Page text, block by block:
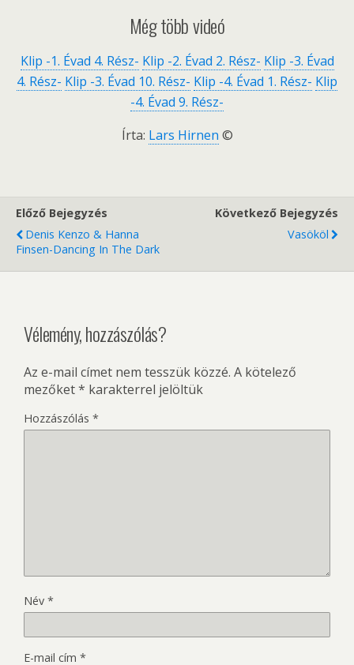
Még több videó
Klip -1. Évad 4. Rész- Klip -2. Évad 2. Rész- Klip -3. Évad
4. Rész- Klip -3. Évad 10. Rész- Klip -4. Évad 1. Rész- Klip
-4. Évad 9. Rész-
Írta: Lars Hirnen ©
Előző Bejegyzés
Denis Kenzo & Hanna
Finsen-Dancing In The Dark
Következő Bejegyzés
Vasököl
Vélemény, hozzászólás?
Az e-mail címet nem tesszük közzé. A kötelező
mezőket* karakterrel jelöltük
Hozzászólás *
Név *
E-mail cím *